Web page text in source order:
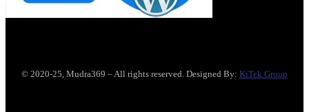
© 2020-25, Mudra369 – All rights reserved. Designed By: KiTek Group